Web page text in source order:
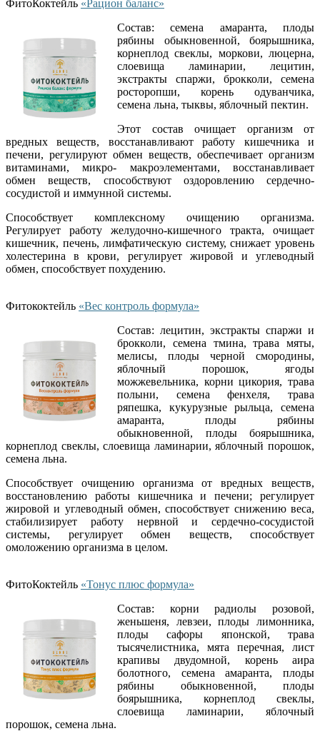
ФитоКоктейль «Рацион баланс»
Состав:семена амаранта, плоды
рябины обыкновенной, боярышника,
корнеплод свеклы, моркови, люцерна,
слоевища ламинарии, лецитин,
экстракты спаржи, брокколи, семена
росторопши, корень одуванчика,
семена льна, тыквы, яблочный пектин.
Этот состав очищает организм от
вредных веществ, восстанавливают работу кишечника и
печени, регулируют обмен веществ, обеспечивает организм
витаминами, микро- макроэлементами, восстанавливает
обмен веществ, способствуют оздоровлению сердечно-
сосудистой и иммунной системы.
Способствует комплексному очищению организма.
Регулирует работу желудочно-кишечного тракта, очищает
кишечник, печень, лимфатическую систему, снижает уровень
холестерина в крови, регулирует жировой и углеводный
обмен, способствует похудению.
Фитококтейль «Вес контроль формула»
Состав: лецитин, экстракты спаржи и
брокколи, семена тмина, трава мяты,
мелисы, плоды черной смородины,
яблочный порошок, ягоды
можжевельника, корни цикория, трава
полыни, семена фенхеля, трава
ряпешка, кукурузные рыльца, семена
амаранта, плоды рябины
обыкновенной, плоды боярышника,
корнеплод свеклы, слоевища ламинарии, яблочный порошок,
семена льна.
Способствует очищению организма от вредных веществ,
восстановлению работы кишечника и печени; регулирует
жировой и углеводный обмен, способствует снижению веса,
стабилизирует работу нервной и сердечно-сосудистой
системы, регулирует обмен веществ, способствует
омоложению организма в целом.
ФитоКоктейль «Тонус плюс формула»
Состав: корни радиолы розовой,
женьшеня, левзеи, плоды лимонника,
плоды сафоры японской, трава
тысячелистника, мята перечная, лист
крапивы двудомной, корень аира
болотного, семена амаранта, плоды
рябины обыкновенной, плоды
боярышника, корнеплод свеклы,
слоевища ламинарии, яблочный
порошок, семена льна.